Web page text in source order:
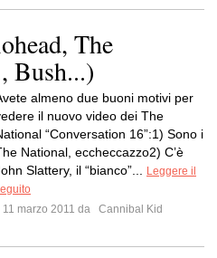
The
Bush...)
almeno due buoni motivi per
il nuovo video dei The
“Conversation 16”:1) Sono i
National, eccheccazzo2) C’è
Slattery, il “bianco”...
Leggere il
Il 11 marzo 2011 da
Cannibal Kid